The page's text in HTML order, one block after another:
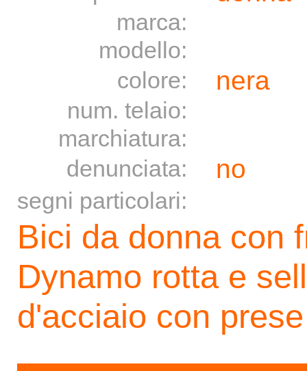
marca:
modello:
colore:
nera
num. telaio:
marchiatura:
denunciata:
no
segni particolari:
Bici da donna con
Dynamo rotta e
d'acciaio con